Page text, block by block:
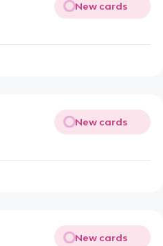
New cards
New cards
New cards